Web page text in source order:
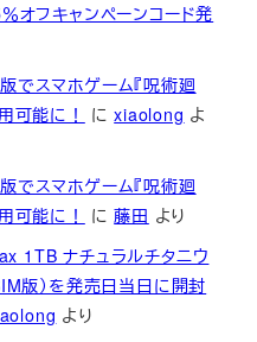
オフキャンペーンコード発
でスマホゲーム『呪術廻
可能に！
にxiaolong よ
でスマホゲーム『呪術廻
可能に！
に藤田 より
1TB ナチュラルチタニウ
版）を発売日当日に開封
より